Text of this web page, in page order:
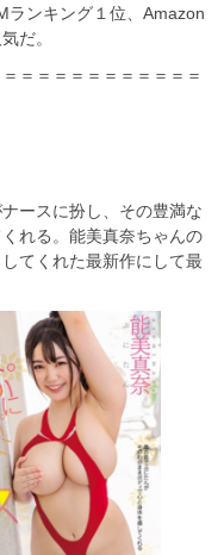
ランキング１位、Amazon
だ。
＝＝＝＝＝＝＝＝＝＝＝
ースに扮し、その豊満な
れる。能美真奈ちゃんの
てくれた最新作にして最